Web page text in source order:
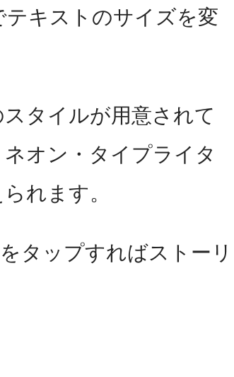
キストのサイズを変
タイルが用意されて
オン・タイプライタ
れます。
タップすればストーリ